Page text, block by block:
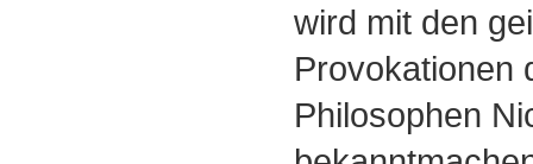
wird mit den
Provokationen
Philosophen